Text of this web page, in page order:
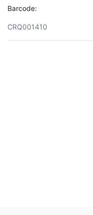
Barcode:
CRQ001410